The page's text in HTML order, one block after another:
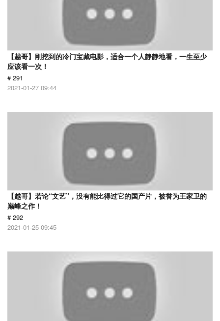
【越哥】刚挖到的冷门宝藏电影，适合一个人静静地看，一生至少
应该看一次！
# 291
2021-01-27 09:44
【越哥】若论“文艺”，没有能比得过它的国产片，被誉为王家卫的
巅峰之作！
# 292
2021-01-25 09:45